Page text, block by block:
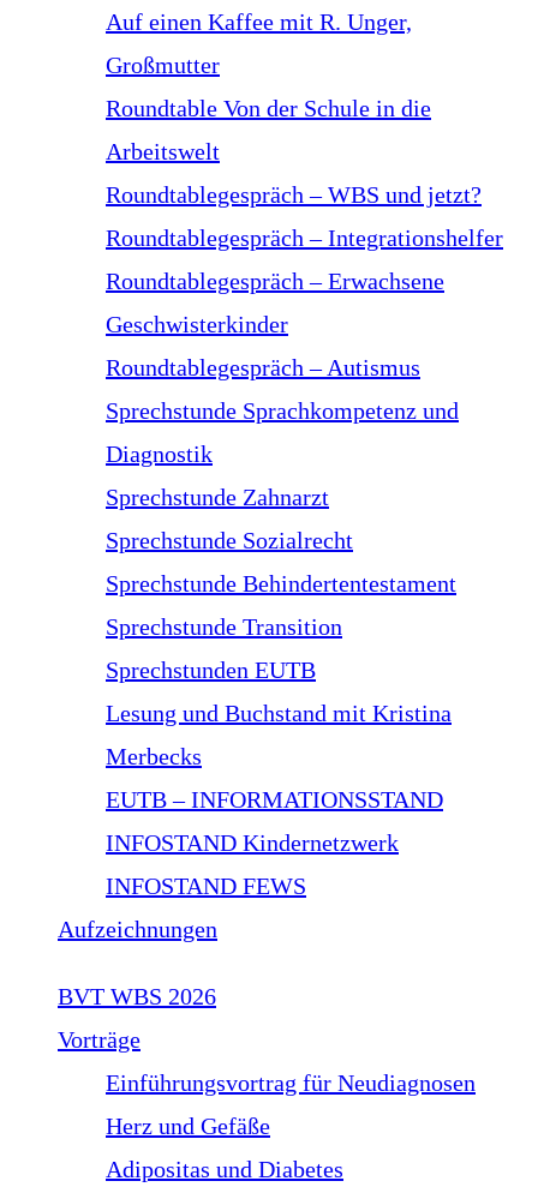
Auf einen Kaffee mit R. Unger,
Großmutter
Roundtable Von der Schule in die
Arbeitswelt
Roundtablegespräch – WBS und jetzt?
Roundtablegespräch – Integrationshelfer
Roundtablegespräch – Erwachsene
Geschwisterkinder
Roundtablegespräch – Autismus
Sprechstunde Sprachkompetenz und
Diagnostik
Sprechstunde Zahnarzt
Sprechstunde Sozialrecht
Sprechstunde Behindertentestament
Sprechstunde Transition
Sprechstunden EUTB
Lesung und Buchstand mit Kristina
Merbecks
EUTB – INFORMATIONSSTAND
INFOSTAND Kindernetzwerk
INFOSTAND FEWS
Aufzeichnungen
BVT WBS 2026
Vorträge
Einführungsvortrag für Neudiagnosen
Herz und Gefäße
Adipositas und Diabetes